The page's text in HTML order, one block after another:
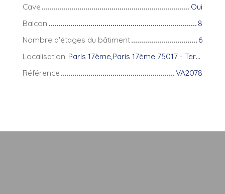
Cave
Oui
Balcon
8
Nombre d'étages du bâtiment
6
Localisation
Paris 17ème,Paris 17ème 75017 - Ternes, Niel, Etoile
Référence
VA2078